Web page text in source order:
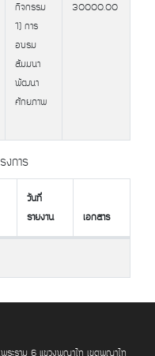
กิจกรรม
1) การ
อบรม
สัมมนา
พัฒนา
ศักยภาพ
30000.00
งการ
วันที่
รายงาน
เอกสาร
ระราม 6 แขวงพญาไท เขตพญาไท